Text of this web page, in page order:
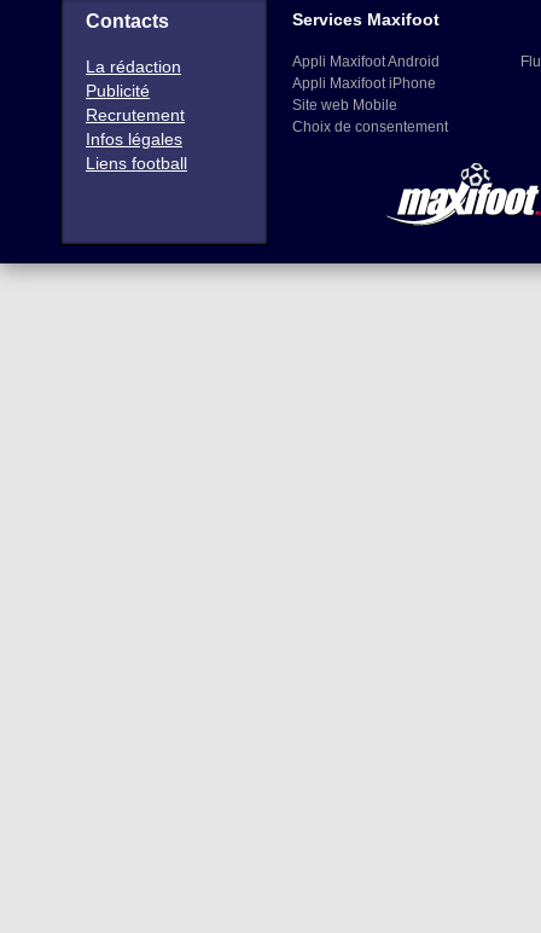
Contacts
La rédaction
Publicité
Recrutement
Infos légales
Liens football
Services Maxifoot
Appli Maxifoot Android
Appli Maxifoot iPhone
Site web Mobile
Choix de consentement